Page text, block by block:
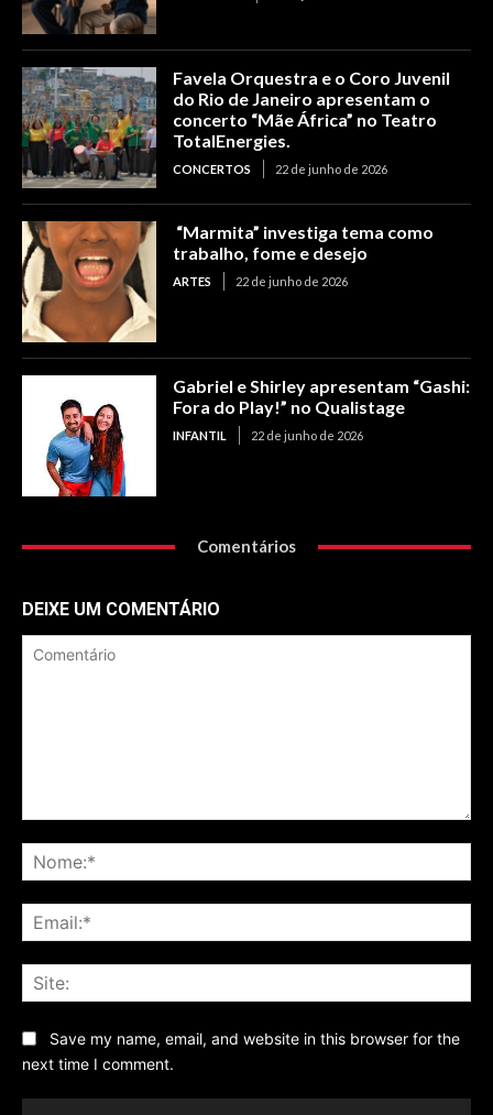
Favela Orquestra e o Coro Juvenil
do Rio de Janeiro apresentam o
concerto “Mãe África” no Teatro
TotalEnergies.
CONCERTOS 22 de junho de 2026
“Marmita” investiga tema como
trabalho, fome e desejo
ARTES 22 de junho de 2026
Gabriel e Shirley apresentam “Gashi:
Fora do Play!” no Qualistage
INFANTIL 22 de junho de 2026
Comentários
DEIXE UM COMENTÁRIO
Save my name, email, and website in this browser for the
next time I comment.